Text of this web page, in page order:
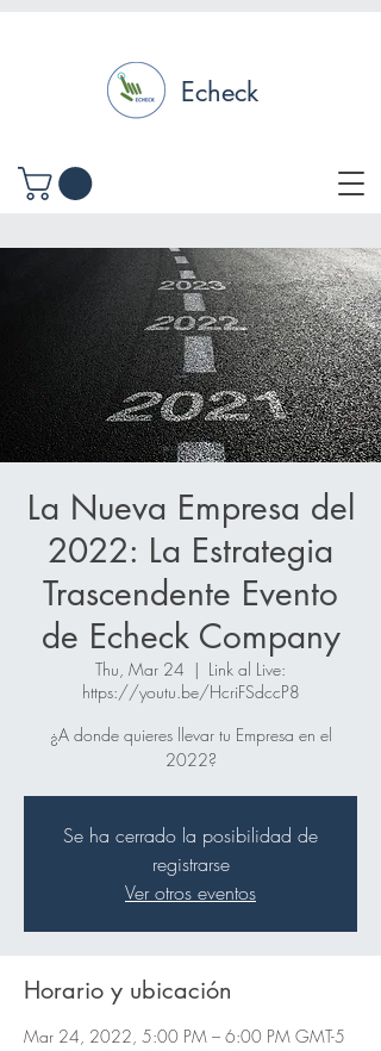
Echeck
La Nueva Empresa del
2022: La Estrategia
Trascendente Evento
de Echeck Company
Thu, Mar 24
  |
Link al Live:
https://youtu.be/HcriFSdccP8
¿A donde quieres llevar tu Empresa en el
2022?
Se ha cerrado la posibilidad de
registrarse
Ver otros eventos
Horario y ubicación
Mar 24, 2022, 5:00 PM – 6:00 PM GMT-5